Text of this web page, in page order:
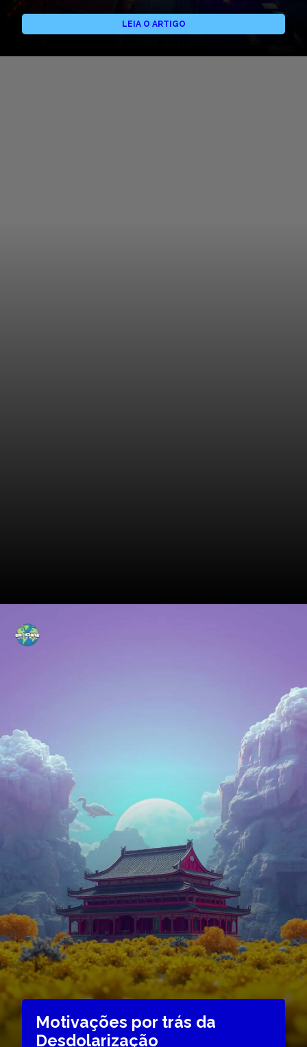
LEIA O ARTIGO
Motivações por trás da
Desdolarização